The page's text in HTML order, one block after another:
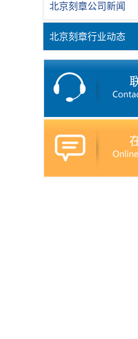
北京刻章公司新闻
北京刻章行业动态